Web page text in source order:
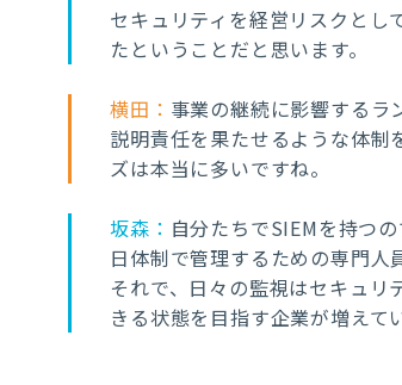
セキュリティを経営リスクとし
たということだと思います。
横田： 事業の継続に影響するラ
説明責任を果たせるような体制
ズは本当に多いですね。
坂森： 自分たちでSIEMを持つ
日体制で管理するための専門人
それで、日々の監視はセキュ
きる状態を目指す企業が増えて